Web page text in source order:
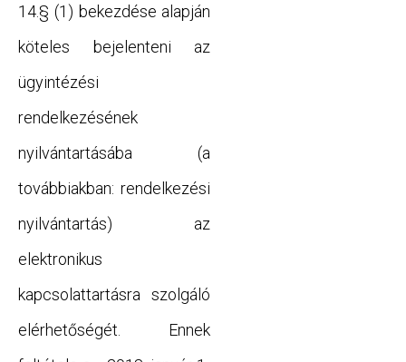
14.§ (1) bekezdése alapján
köteles bejelenteni az
ügyintézési
rendelkezésének
nyilvántartásába (a
továbbiakban: rendelkezési
nyilvántartás) az
elektronikus
kapcsolattartásra szolgáló
elérhetőségét. Ennek